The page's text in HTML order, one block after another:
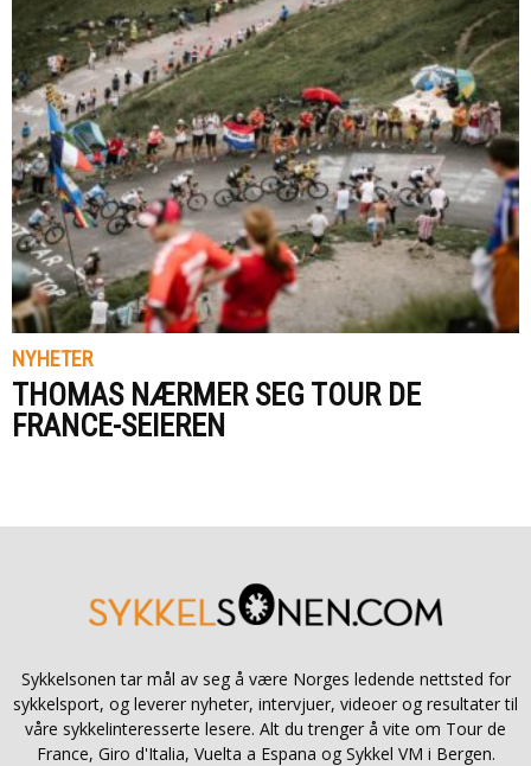
NYHETER
THOMAS NÆRMER SEG TOUR DE
FRANCE-SEIEREN
Sykkelsonen tar mål av seg å være Norges ledende nettsted for
sykkelsport, og leverer nyheter, intervjuer, videoer og resultater til
våre sykkelinteresserte lesere. Alt du trenger å vite om Tour de
France, Giro d'Italia, Vuelta a Espana og Sykkel VM i Bergen.